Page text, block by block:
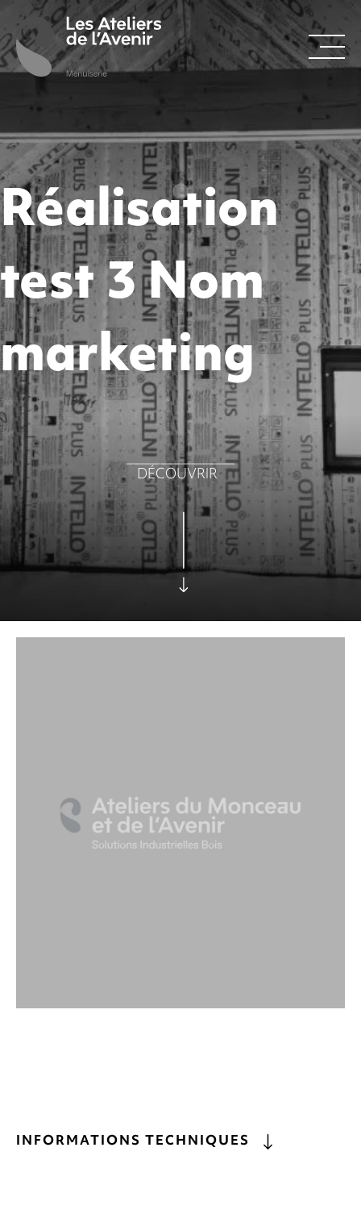
Réalisation
test 3 Nom
marketing
DÉCOUVRIR
INFORMATIONS TECHNIQUES